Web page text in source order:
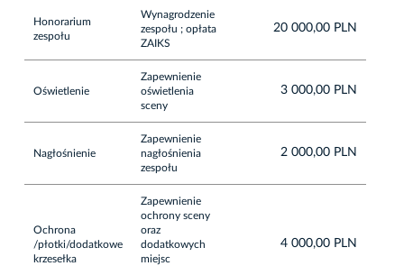
Honorarium
zespołu
Wynagrodzenie
zespołu ; opłata
ZAIKS
20 000,00 PLN
Oświetlenie
Zapewnienie
oświetlenia
sceny
3 000,00 PLN
Nagłośnienie
Zapewnienie
nagłośnienia
zespołu
2 000,00 PLN
Ochrona
/płotki/dodatkowe
krzesełka
Zapewnienie
ochrony sceny
oraz
dodatkowych
miejsc
4 000,00 PLN